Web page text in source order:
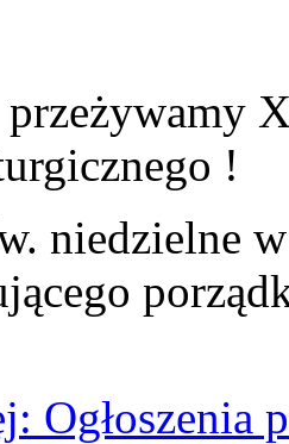
!
niedzielne
Ogłoszenia